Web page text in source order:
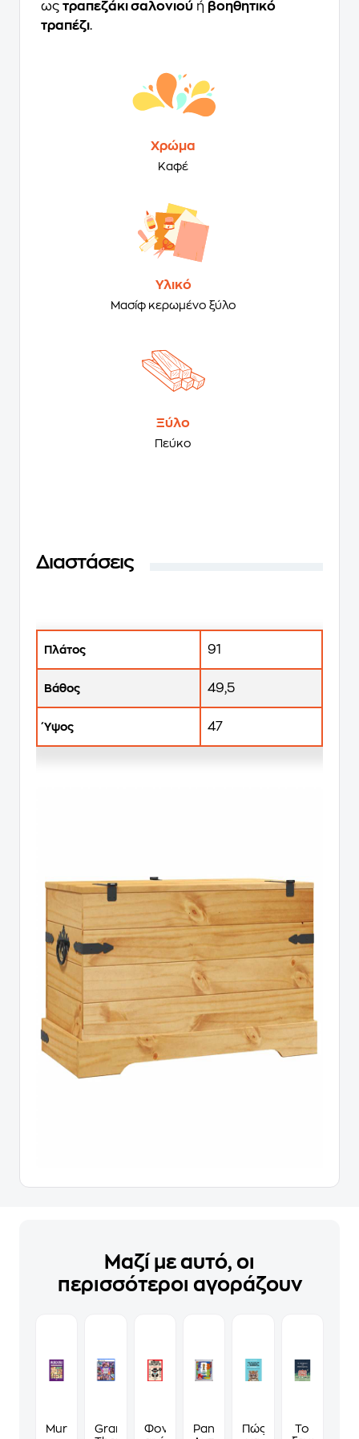
ως τραπεζάκι σαλονιού ή βοηθητικό
τραπέζι.
Χρώμα
Καφέ
Υλικό
Μασίφ κερωμένο ξύλο
Ξύλο
Πεύκο
Διαστάσεις
Πλάτος 91
Βάθος 49,5
Ύψος 47
Μαζί με αυτό, οι
περισσότεροι αγοράζουν
MurdokuGrand
Φονικά
Panini
Πώς
Το